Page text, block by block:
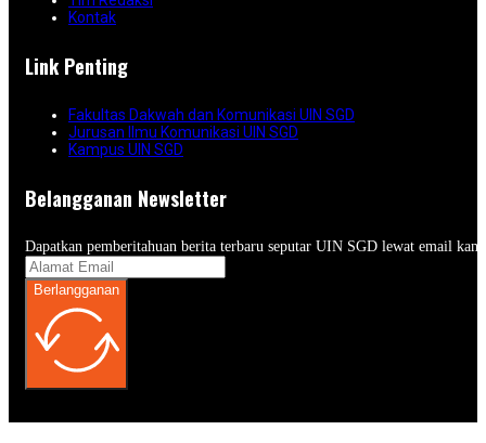
Kontak
Link Penting
Fakultas Dakwah dan Komunikasi UIN SGD
Jurusan Ilmu Komunikasi UIN SGD
Kampus UIN SGD
Belangganan Newsletter
Dapatkan pemberitahuan berita terbaru seputar UIN SGD lewat email
Berlangganan